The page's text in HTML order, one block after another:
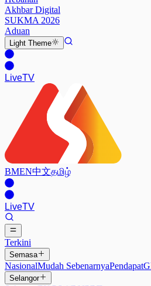
Akhbar Digital
SUKMA 2026
Aduan
Light Theme
LiveTV
BMEN中文தமிழ்
LiveTV
Terkini
Semasa
NasionalMudah SebenarnyaPendapat
Selangor